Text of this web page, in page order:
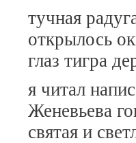
тучная
открылось
глаз тигра
я читал
Женевьева
святая и